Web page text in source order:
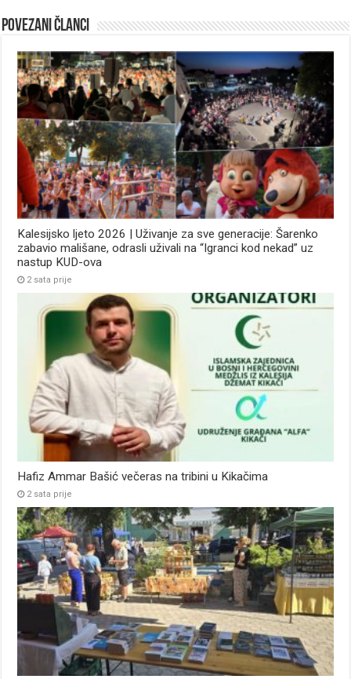
Povezani članci
Kalesijsko ljeto 2026 | Uživanje za sve generacije: Šarenko
zabavio mališane, odrasli uživali na “Igranci kod nekad” uz
nastup KUD-ova
2 sata prije
Hafiz Ammar Bašić večeras na tribini u Kikačima
2 sata prije